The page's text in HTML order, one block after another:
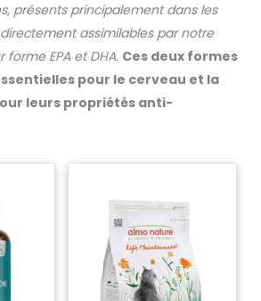
présents principalement dans les
assimilables par notre
EPA et DHA. Ces deux formes
pour le cerveau et la
leurs propriétés anti-